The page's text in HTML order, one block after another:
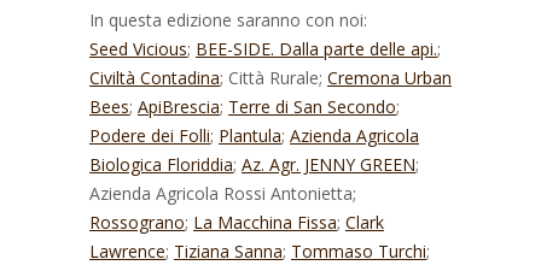
In questa edizione saranno con noi:
Seed Vicious; BEE-SIDE. Dalla parte delle api.;
Civiltà Contadina; Città Rurale; Cremona Urban
Bees; ApiBrescia; Terre di San Secondo;
Podere dei Folli; Plantula; Azienda Agricola
Biologica Floriddia; Az. Agr. JENNY GREEN;
Azienda Agricola Rossi Antonietta;
Rossograno; La Macchina Fissa; Clark
Lawrence; Tiziana Sanna; Tommaso Turchi;